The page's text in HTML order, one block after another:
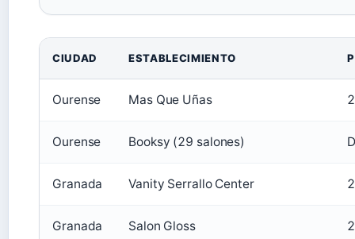
CIUDAD ESTABLECIMIENTO
Ourense Mas Que Uñas
Ourense Booksy (29 salones)
Granada Vanity Serrallo Center
Granada Salon Gloss